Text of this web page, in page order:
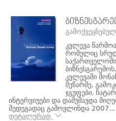
კვლევა
რომელიც
კვლევაში
მეწარმე,
ჯგუფები,
ინტერვიუები და დამუშავდა
შედეგადაც გამოვლინდა 2007...
დეტალურად